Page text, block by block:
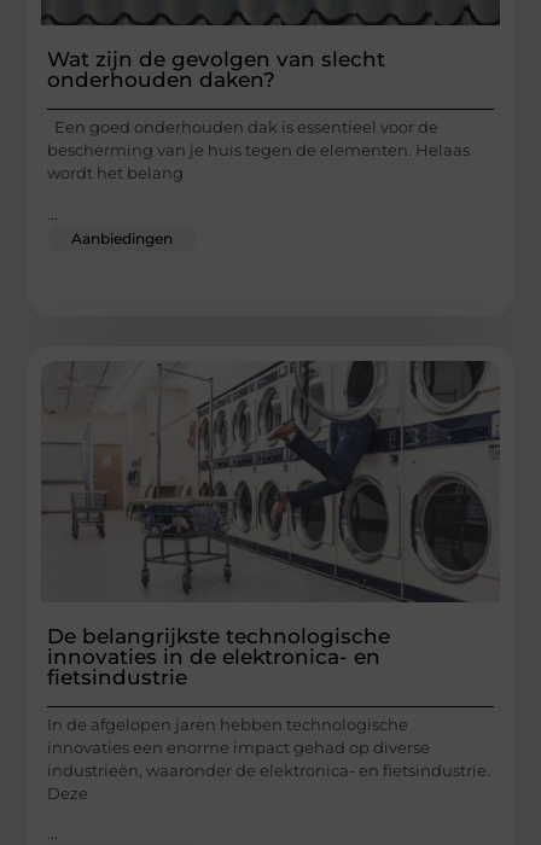
Wat zijn de gevolgen van slecht
onderhouden daken?
Een goed onderhouden dak is essentieel voor de
bescherming van je huis tegen de elementen. Helaas
wordt het belang
Aanbiedingen
De belangrijkste technologische
innovaties in de elektronica- en
fietsindustrie
In de afgelopen jaren hebben technologische
innovaties een enorme impact gehad op diverse
industrieën, waaronder de elektronica- en fietsindustrie.
Deze